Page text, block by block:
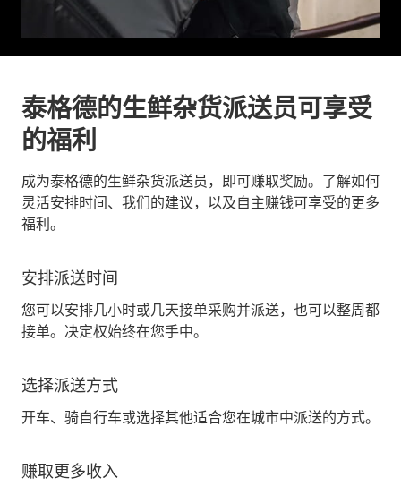
泰格德的生鲜杂货派送员可享受
的福利
成为泰格德的生鲜杂货派送员，即可赚取奖励。了解如何
灵活安排时间、我们的建议，以及自主赚钱可享受的更多
福利。
安排派送时间
您可以安排几小时或几天接单采购并派送，也可以整周都
接单。决定权始终在您手中。
选择派送方式
开车、骑自行车或选择其他适合您在城市中派送的方式。
赚取更多收入